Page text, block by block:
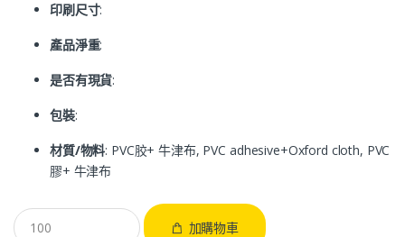
印刷尺寸:
產品淨重:
是否有現貨:
包裝:
材質/物料: PVC胶+ 牛津布, PVC adhesive+Oxford cloth, PVC
膠+ 牛津布
加購物車